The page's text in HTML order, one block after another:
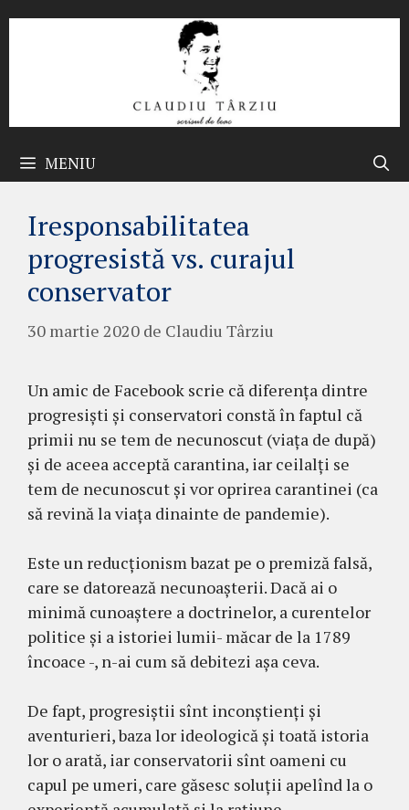
MENIU
Iresponsabilitatea
progresistă vs. curajul
conservator
30 martie 2020 de Claudiu Târziu
Un amic de Facebook scrie că diferența dintre
progresiști și conservatori constă în faptul că
primii nu se tem de necunoscut (viața de după)
și de aceea acceptă carantina, iar ceilalți se
tem de necunoscut și vor oprirea carantinei (ca
să revină la viața dinainte de pandemie).
Este un reducționism bazat pe o premiză falsă,
care se datorează necunoașterii. Dacă ai o
minimă cunoaștere a doctrinelor, a curentelor
politice și a istoriei lumii- măcar de la 1789
încoace -, n-ai cum să debitezi așa ceva.
De fapt, progresiștii sînt inconștienți și
aventurieri, baza lor ideologică și toată istoria
lor o arată, iar conservatorii sînt oameni cu
capul pe umeri, care găsesc soluții apelînd la o